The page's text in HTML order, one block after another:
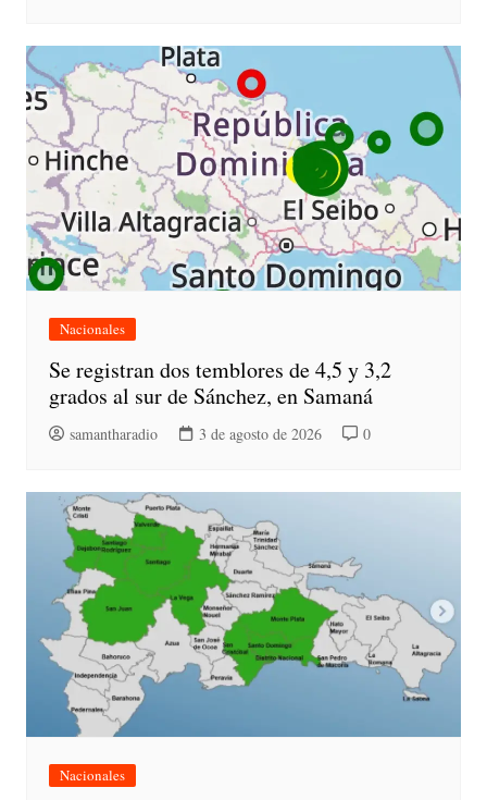
Nacionales
Se registran dos temblores de 4,5 y 3,2
grados al sur de Sánchez, en Samaná
samantharadio 3 de agosto de 2026 0
Nacionales